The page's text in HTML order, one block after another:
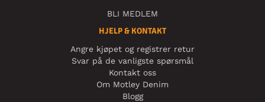
BLI MEDLEM
HJELP & KONTAKT
Angre kjøpet og registrer retur
Svar på de vanligste spørsmål
Kontakt oss
Om Motley Denim
Blogg